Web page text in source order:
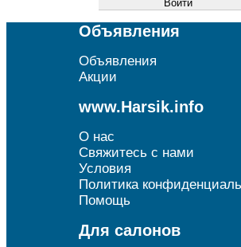
Объявления
Объявления
Акции
www.Harsik.info
О нас
Свяжитесь с нами
Условия
Политика
Помощь
Для салонов